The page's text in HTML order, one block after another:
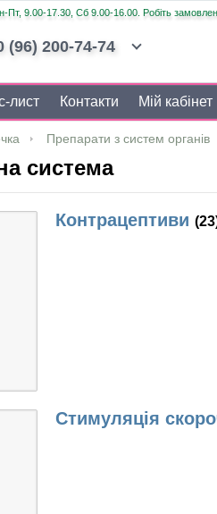
9.00-17.30, Сб 9.00-16.00. Робіть
(96) 200-74-74
лист Контакти Мій кабінет
Препарати з систем органів
система
Контрацептиви
Стимуляція